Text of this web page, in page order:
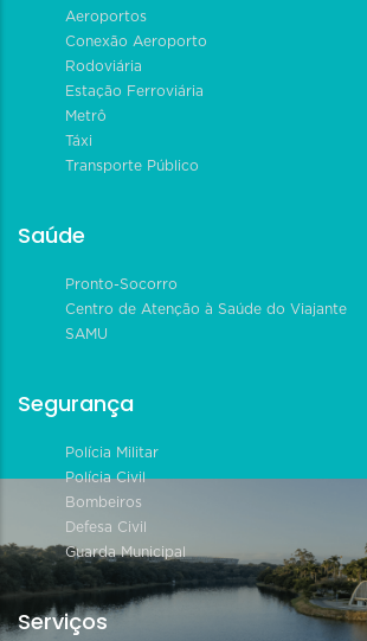
Aeroportos
Conexão Aeroporto
Rodoviária
Estação Ferroviária
Metrô
Táxi
Transporte Público
Saúde
Pronto-Socorro
Centro de Atenção à Saúde do Viajante
SAMU
Segurança
Polícia Militar
Polícia Civil
Bombeiros
Defesa Civil
Guarda Municipal
Serviços